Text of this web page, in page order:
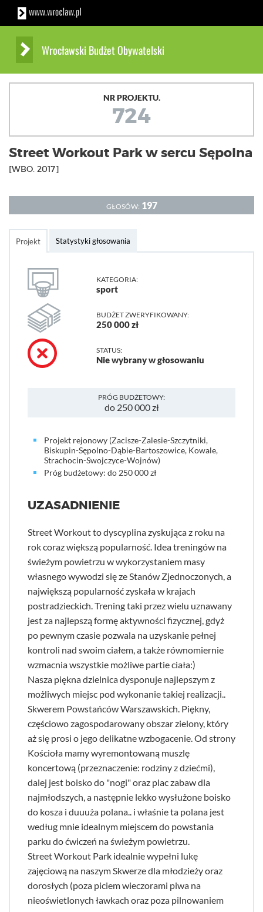
Wrocławski Budżet Obywatelski
NR PROJEKTU.
724
Street Workout Park w sercu Sępolna
[WBO. 2017]
GŁOSÓW: 197
Projekt Statystyki głosowania
KATEGORIA:
sport
BUDŻET ZWERYFIKOWANY:
250 000 zł
STATUS:
Nie wybrany w głosowaniu
PRÓG BUDŻETOWY:
do 250 000 zł
Projekt rejonowy (Zacisze-Zalesie-Szczytniki,
Biskupin-Sępolno-Dąbie-Bartoszowice, Kowale,
Strachocin-Swojczyce-Wojnów)
Próg budżetowy: do 250 000 zł
UZASADNIENIE
Street Workout to dyscyplina zyskująca z roku na
rok coraz większą popularność. Idea treningów na
świeżym powietrzu w wykorzystaniem masy
własnego wywodzi się ze Stanów Zjednoczonych, a
największą popularność zyskała w krajach
postradzieckich. Trening taki przez wielu uznawany
jest za najlepszą formę aktywności fizycznej, gdyż
po pewnym czasie pozwala na uzyskanie pełnej
kontroli nad swoim ciałem, a także równomiernie
wzmacnia wszystkie możliwe partie ciała:)
Nasza piękna dzielnica dysponuje najlepszym z
możliwych miejsc pod wykonanie takiej realizacji..
Skwerem Powstańców Warszawskich. Piękny,
częściowo zagospodarowany obszar zielony, który
aż się prosi o jego delikatne wzbogacenie. Od strony
Kościoła mamy wyremontowaną muszlę
koncertową (przeznaczenie: rodziny z dziećmi),
dalej jest boisko do "nogi" oraz plac zabaw dla
najmłodszych, a następnie lekko wysłużone boisko
do kosza i duuuża polana.. i właśnie ta polana jest
według mnie idealnym miejscem do powstania
parku do ćwiczeń na świeżym powietrzu.
Street Workout Park idealnie wypełni lukę
zajęciową na naszym Skwerze dla młodzieży oraz
dorosłych (poza piciem wieczorami piwa na
nieoświetlonych ławkach oraz poza pilnowaniem